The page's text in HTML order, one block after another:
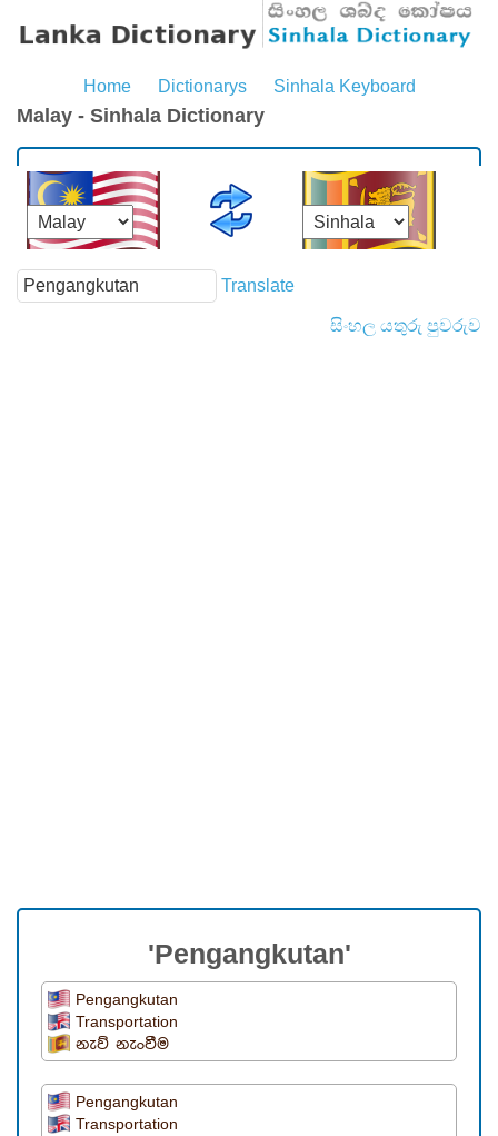
Home Dictionarys Sinhala Keyboard
Malay - Sinhala Dictionary
Translate
සිංහල යතුරු පුවරුව
'Pengangkutan'
Pengangkutan
Transportation
නැව් නැංවීම
Pengangkutan
Transportation